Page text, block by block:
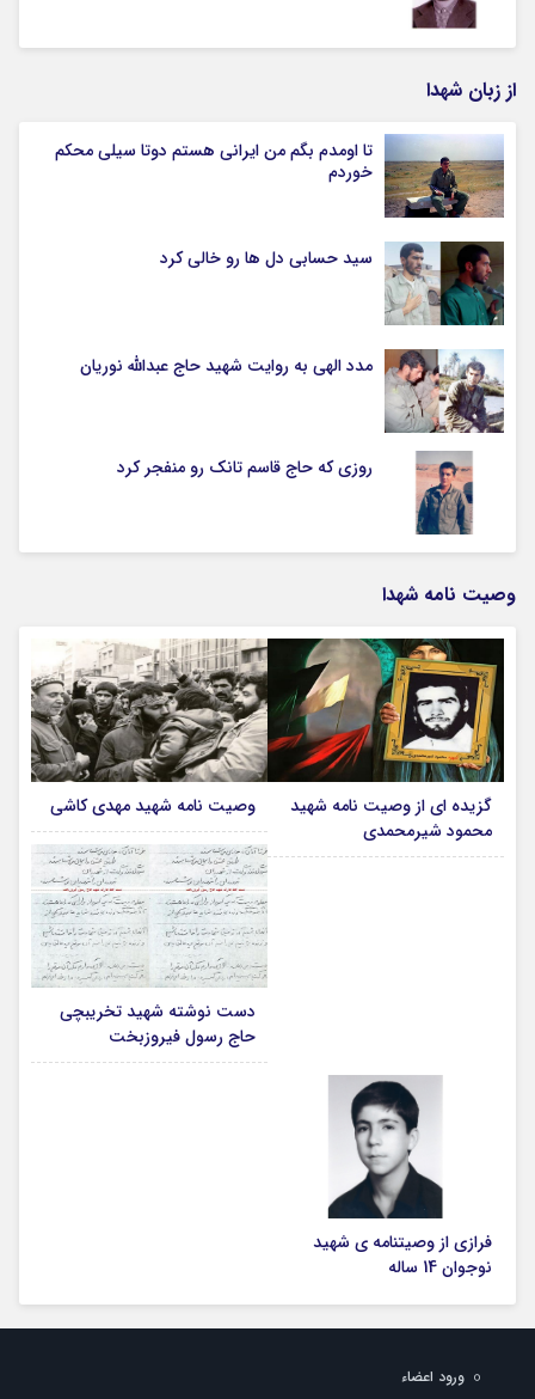
از زبان شهدا
تا اومدم بگم من ایرانی هستم دوتا سیلی محکم
خوردم
سید حسابی دل ها رو خالی کرد
مدد الهی به روایت شهید حاج عبدالله نوریان
روزی که حاج قاسم تانک رو منفجر کرد
وصیت نامه شهدا
گزیده ای از وصیت نامه شهید
محمود شیرمحمدی
وصیت نامه شهید مهدی کاشی
دست نوشته شهید تخریبچی
حاج رسول فیروزبخت
فرازی از وصیتنامه ی شهید
نوجوان 14 ساله
ورود اعضاء